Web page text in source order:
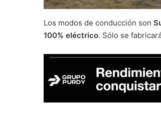
Los modos de conducción son
100% eléctrico. Sólo se